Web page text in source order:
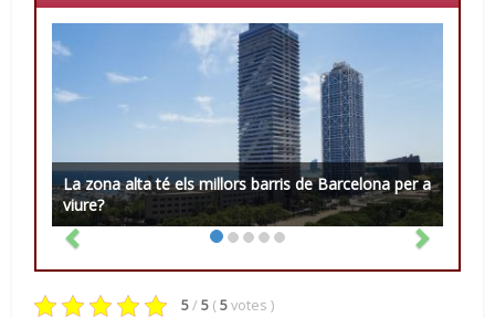
La zona alta té els millors barris de Barcelona per a
viure?
5/ 5 (5votes )